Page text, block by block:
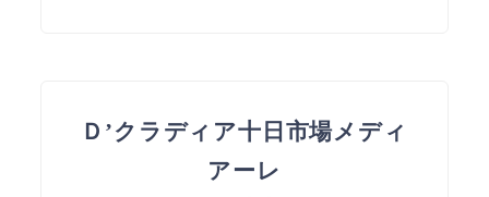
Ｄ’クラディア十日市場メディ
アーレ